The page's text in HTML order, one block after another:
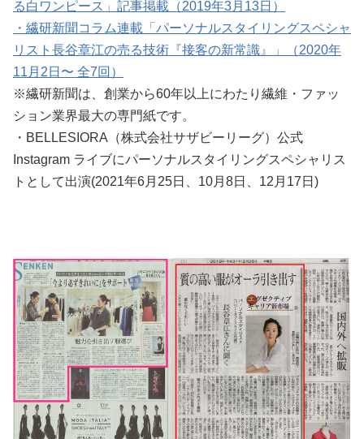
る白ワンピース」記事掲載（2019年3月13日）
・繊研新聞コラム連載「パーソナルスタイリングスペシャ
リスト長谷章江の売る技術『接客の新常識』」（2020年
11月2日〜 全7回）
※繊研新聞は、創業から60年以上にわたり繊維・ファッ
ション業界最大の専門紙です。
・BELLESIORA（株式会社サザビーリーグ）公式
Instagram ライブにパーソナルスタイリングスペシャリス
トとして出演(2021年6月25日、10月8日、12月17日)